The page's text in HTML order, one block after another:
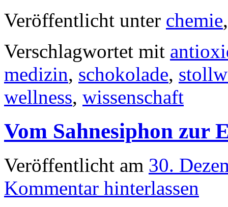
Veröffentlicht unter chemie
Verschlagwortet mit
medizin, schokolade,
wellness, wissenschaft
Vom Sahnesiphon zur
Veröffentlicht am 30.
Kommentar hinterlassen